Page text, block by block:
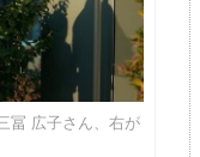
冨 広子さん、右が